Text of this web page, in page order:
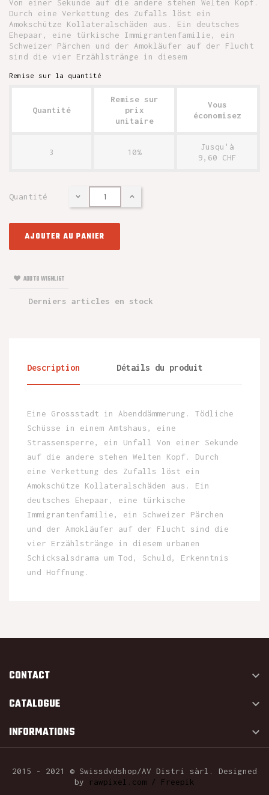
Von einer Sekunde auf die andere stehen Welten Kopf.
Durch eine Verkettung des Zufalls löst ein
Amokschütze Kollateralschäden aus. Ein deutsches
Ehepaar, eine türkische Immigrantenfamilie, ein
Schweizer Pärchen und der Amokläufer auf der Flucht
sind die vier Erzählstränge in diesem
Remise sur la quantité
Quantité
Remise sur
prix
unitaire
Vous
économisez
3 10%
Jusqu'à
9,60 CHF
Quantité
AJOUTER AU PANIER
ADD TO WISHLIST
Derniers articles en stock
Description Détails du produit
Eine Grossstadt in Abenddämmerung. Tödliche
Schüsse in einem Amtshaus, eine
Strassensperre, ein Unfall Von einer Sekunde
auf die andere stehen Welten Kopf. Durch
eine Verkettung des Zufalls löst ein
Amokschütze Kollateralschäden aus. Ein
deutsches Ehepaar, eine türkische
Immigrantenfamilie, ein Schweizer Pärchen
und der Amokläufer auf der Flucht sind die
vier Erzählstränge in diesem urbanen
Schicksalsdrama um Tod, Schuld, Erkenntnis
und Hoffnung.
CONTACT 
CATALOGUE 
INFORMATIONS 
2015 - 2021 © Swissdvdshop/AV Distri sàrl. Designed
by
rawpixel.com / Freepik